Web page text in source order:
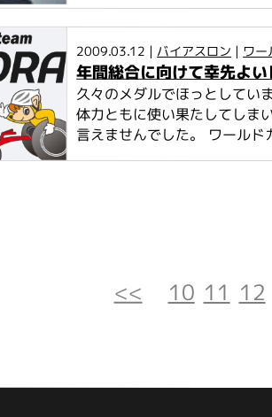
2009.03.12 | バイアスロン | ワー
年間総合に向けて幸先よ
久々のメダルでほっとしてい
体力ともに使い果たしてしま
言えませんでした。 ワール
<< 10 11 12